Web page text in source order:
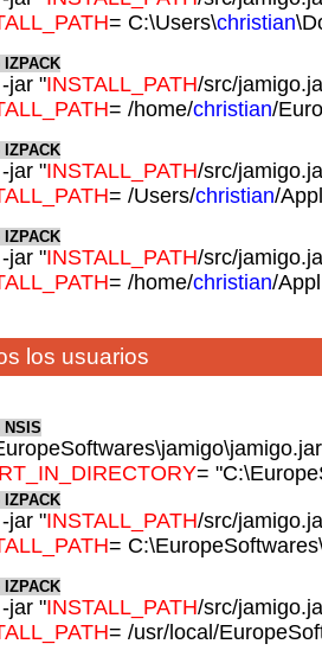
= C:\Users\christian
jar "INSTALL_PATH/src/
= /home/christian/
jar "INSTALL_PATH/src/
= /Users/christian/
jar "INSTALL_PATH/src/
= /home/christian/
los usuarios
=
jar "INSTALL_PATH/src/
=
jar "INSTALL_PATH/src/
= /usr/local/